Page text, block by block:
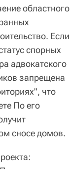
областного
Если
спорных
адвокатского
запрещена
что
По его
сносе домов.